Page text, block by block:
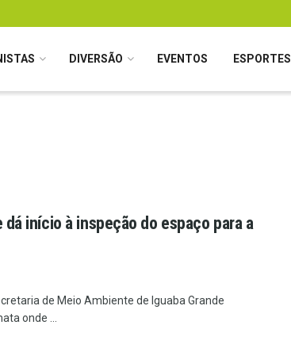
DIVERSÃO EVENTOS ESPORTES
início à inspeção do espaço para a
de Meio Ambiente de Iguaba Grande
onde ...